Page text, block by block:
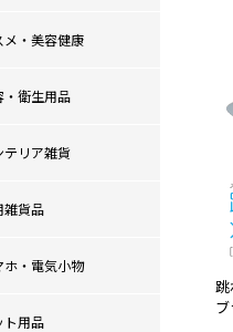
メ・美容健康
・衛生用品
テリア雑貨
雑貨品
ホ・電気小物
ト用品